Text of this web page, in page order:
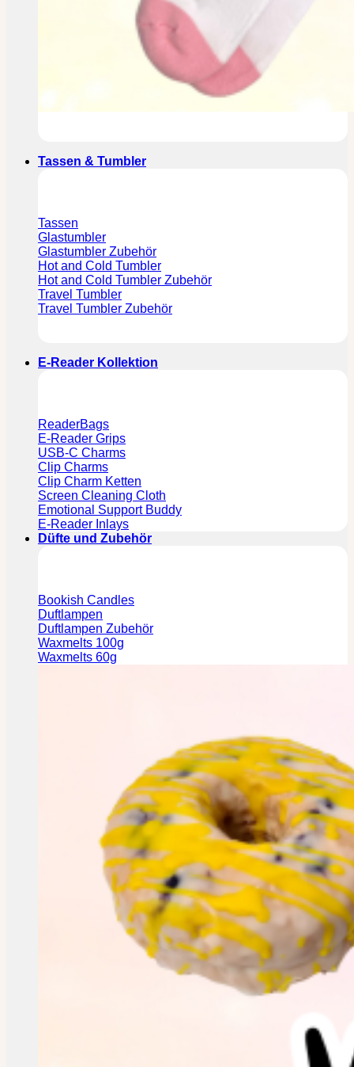
Tassen & Tumbler
Tassen
Glastumbler
Glastumbler Zubehör
Hot and Cold Tumbler
Hot and Cold Tumbler Zubehör
Travel Tumbler
Travel Tumbler Zubehör
E-Reader Kollektion
ReaderBags
E-Reader Grips
USB-C Charms
Clip Charms
Clip Charm Ketten
Screen Cleaning Cloth
Emotional Support Buddy
E-Reader Inlays
Düfte und Zubehör
Bookish Candles
Duftlampen
Duftlampen Zubehör
Waxmelts 100g
Waxmelts 60g